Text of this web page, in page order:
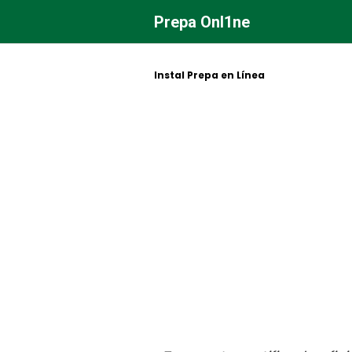
contenido
Prepa Onl1ne
Instal Prepa en Línea